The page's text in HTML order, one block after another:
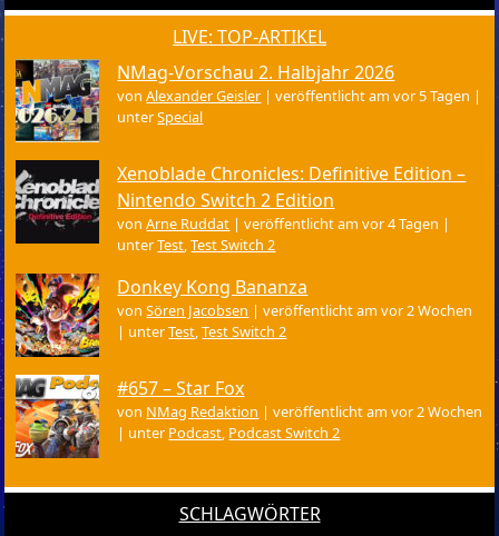
LIVE: TOP-ARTIKEL
NMag-Vorschau 2. Halbjahr 2026
vonAlexander Geisler |veröffentlicht am vor 5 Tagen |
unterSpecial
Xenoblade Chronicles: Definitive Edition –
Nintendo Switch 2 Edition
vonArne Ruddat |veröffentlicht am vor 4 Tagen |
unterTest,Test Switch 2
Donkey Kong Bananza
vonSören Jacobsen |veröffentlicht am vor 2 Wochen
| unterTest,Test Switch 2
#657 – Star Fox
von NMag Redaktion |veröffentlicht am vor 2 Wochen
| unter Podcast, Podcast Switch 2
SCHLAGWÖRTER